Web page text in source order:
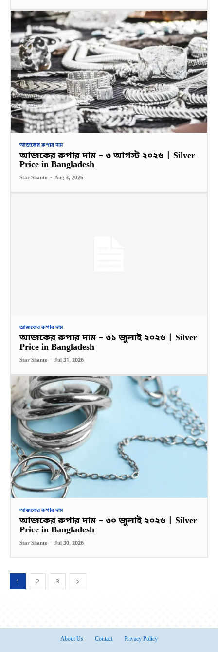
আজকের রুপার দাম
আজকের রুপার দাম – ৩ আগস্ট ২০২৬ | Silver
Price in Bangladesh
Star Shanto - Aug 3, 2026
আজকের রুপার দাম
আজকের রুপার দাম – ৩১ জুলাই ২০২৬ | Silver
Price in Bangladesh
Star Shanto - Jul 31, 2026
আজকের রুপার দাম
আজকের রুপার দাম – ৩০ জুলাই ২০২৬ | Silver
Price in Bangladesh
Star Shanto - Jul 30, 2026
1 2 3
About Us Contact Privacy Policy